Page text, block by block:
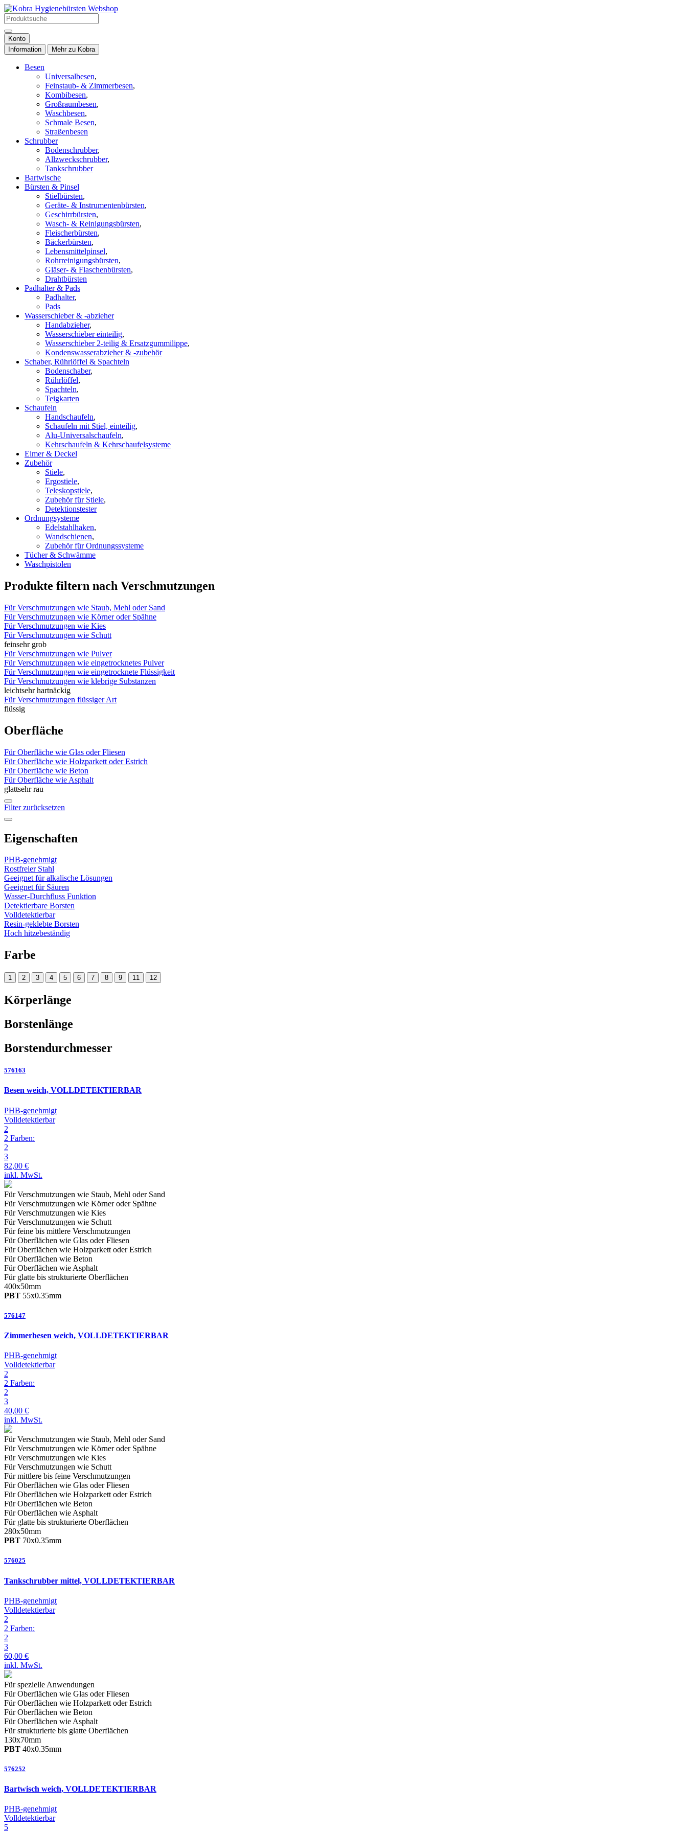
Konto
Information
Mehr zu Kobra
Besen
Universalbesen,
Feinstaub- & Zimmerbesen,
Kombibesen,
Großraumbesen,
Waschbesen,
Schmale Besen,
Straßenbesen
Schrubber
Bodenschrubber,
Allzweckschrubber,
Tankschrubber
Bartwische
Bürsten & Pinsel
Stielbürsten,
Geräte- & Instrumentenbürsten,
Geschirrbürsten,
Wasch- & Reinigungsbürsten,
Fleischerbürsten,
Bäckerbürsten,
Lebensmittelpinsel,
Rohrreinigungsbürsten,
Gläser- & Flaschenbürsten,
Drahtbürsten
Padhalter & Pads
Padhalter,
Pads
Wasserschieber & -abzieher
Handabzieher,
Wasserschieber einteilig,
Wasserschieber 2-teilig & Ersatzgummilippe,
Kondenswasserabzieher & -zubehör
Schaber, Rührlöffel & Spachteln
Bodenschaber,
Rührlöffel,
Spachteln,
Teigkarten
Schaufeln
Handschaufeln,
Schaufeln mit Stiel, einteilig,
Alu-Universalschaufeln,
Kehrschaufeln & Kehrschaufelsysteme
Eimer & Deckel
Zubehör
Stiele,
Ergostiele,
Teleskopstiele,
Zubehör für Stiele,
Detektionstester
Ordnungsysteme
Edelstahlhaken,
Wandschienen,
Zubehör für Ordnungssysteme
Tücher & Schwämme
Waschpistolen
Produkte filtern nach Verschmutzungen
Für Verschmutzungen wie Staub, Mehl oder Sand
Für Verschmutzungen wie Körner oder Spähne
Für Verschmutzungen wie Kies
Für Verschmutzungen wie Schutt
feinsehr grob
Für Verschmutzungen wie Pulver
Für Verschmutzungen wie eingetrocknetes Pulver
Für Verschmutzungen wie eingetrocknete Flüssigkeit
Für Verschmutzungen wie klebrige Substanzen
leichtsehr hartnäckig
Für Verschmutzungen flüssiger Art
flüssig
Oberfläche
Für Oberfläche wie Glas oder Fliesen
Für Oberfläche wie Holzparkett oder Estrich
Für Oberfläche wie Beton
Für Oberfläche wie Asphalt
glattsehr rau
Filter zurücksetzen
Eigenschaften
PHB-genehmigt
Rostfreier Stahl
Geeignet für alkalische Lösungen
Geeignet für Säuren
Wasser-Durchfluss Funktion
Detektierbare Borsten
Volldetektierbar
Resin-geklebte Borsten
Hoch hitzebeständig
Farbe
1 2 3 4 5 6 7 8 9 11 12
Körperlänge
Borstenlänge
Borstendurchmesser
576163
Besen weich, VOLLDETEKTIERBAR
PHB-genehmigt
Volldetektierbar
2
2 Farben:
2
3
82,00 €
inkl. MwSt.
Für Verschmutzungen wie Staub, Mehl oder Sand
Für Verschmutzungen wie Körner oder Spähne
Für Verschmutzungen wie Kies
Für Verschmutzungen wie Schutt
Für feine bis mittlere Verschmutzungen
Für Oberflächen wie Glas oder Fliesen
Für Oberflächen wie Holzparkett oder Estrich
Für Oberflächen wie Beton
Für Oberflächen wie Asphalt
Für glatte bis strukturierte Oberflächen
400x50mm
PBT 55x0.35mm
576147
Zimmerbesen weich, VOLLDETEKTIERBAR
PHB-genehmigt
Volldetektierbar
2
2 Farben:
2
3
40,00 €
inkl. MwSt.
Für Verschmutzungen wie Staub, Mehl oder Sand
Für Verschmutzungen wie Körner oder Spähne
Für Verschmutzungen wie Kies
Für Verschmutzungen wie Schutt
Für mittlere bis feine Verschmutzungen
Für Oberflächen wie Glas oder Fliesen
Für Oberflächen wie Holzparkett oder Estrich
Für Oberflächen wie Beton
Für Oberflächen wie Asphalt
Für glatte bis strukturierte Oberflächen
280x50mm
PBT 70x0.35mm
576025
Tankschrubber mittel, VOLLDETEKTIERBAR
PHB-genehmigt
Volldetektierbar
2
2 Farben:
2
3
60,00 €
inkl. MwSt.
Für spezielle Anwendungen
Für Oberflächen wie Glas oder Fliesen
Für Oberflächen wie Holzparkett oder Estrich
Für Oberflächen wie Beton
Für Oberflächen wie Asphalt
Für strukturierte bis glatte Oberflächen
130x70mm
PBT 40x0.35mm
576252
Bartwisch weich, VOLLDETEKTIERBAR
PHB-genehmigt
Volldetektierbar
5